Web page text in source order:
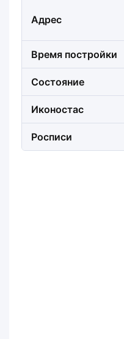
Адрес
Время постройки
Состояние
Иконостас
Росписи